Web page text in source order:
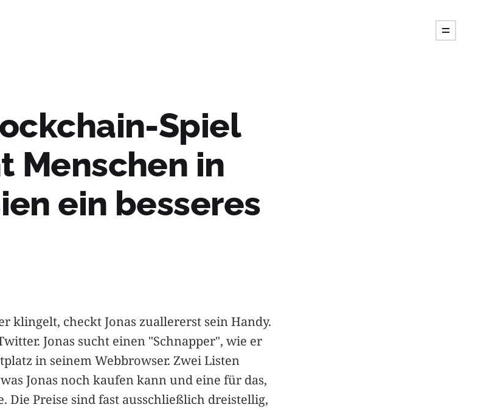
Spiel
Menschen in
ein besseres
klingelt, checkt Jonas zuallererst sein Handy.
Jonas sucht einen "Schnapper", wie er
in seinem Webbrowser. Zwei Listen
Jonas noch kaufen kann und eine für das,
Die Preise sind fast ausschließlich dreistellig,